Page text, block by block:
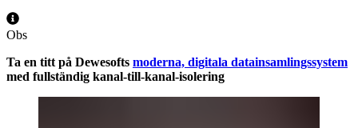
Obs
Ta en titt på Dewesofts moderna, digitala datainsamlingssystem
med fullständig kanal-till-kanal-isolering